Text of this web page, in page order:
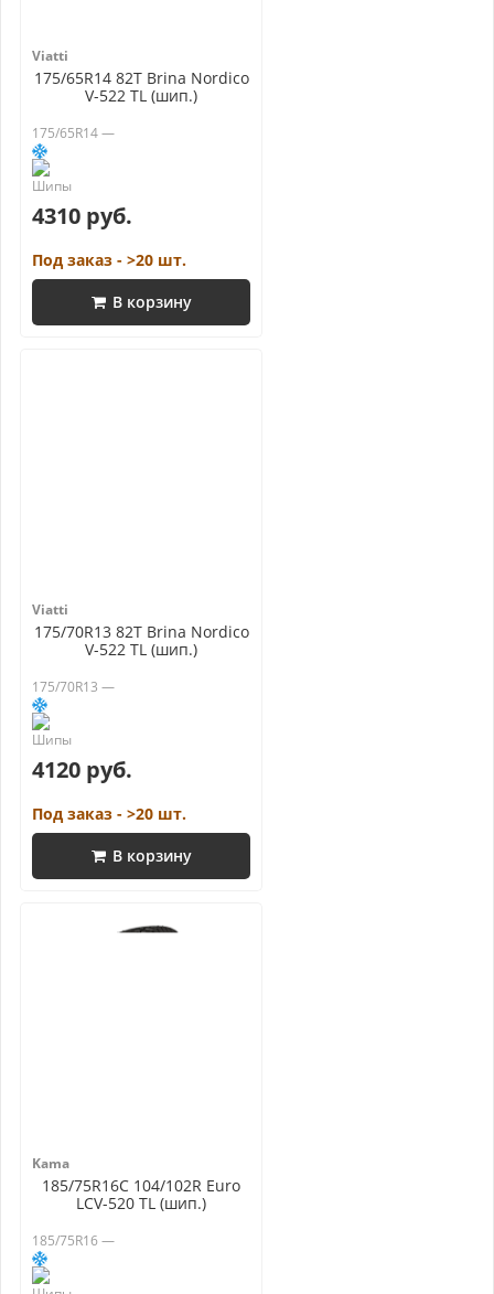
Viatti
175/65R14 82T Brina Nordico
V-522 TL (шип.)
175/65R14 —
4310 руб.
Под заказ - >20 шт.
В корзину
Viatti
175/70R13 82T Brina Nordico
V-522 TL (шип.)
175/70R13 —
4120 руб.
Под заказ - >20 шт.
В корзину
Kama
185/75R16C 104/102R Euro
LCV-520 TL (шип.)
185/75R16 —